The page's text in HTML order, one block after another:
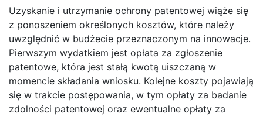
Uzyskanie i utrzymanie ochrony patentowej wiąże się
z ponoszeniem określonych kosztów, które należy
uwzględnić w budżecie przeznaczonym na innowacje.
Pierwszym wydatkiem jest opłata za zgłoszenie
patentowe, która jest stałą kwotą uiszczaną w
momencie składania wniosku. Kolejne koszty pojawiają
się w trakcie postępowania, w tym opłaty za badanie
zdolności patentowej oraz ewentualne opłaty za